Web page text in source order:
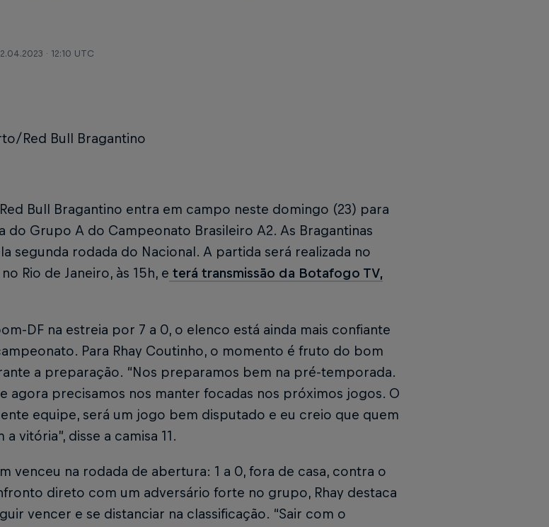
· 12:10 UTC
Red Bull Bragantino
Bull Bragantino entra em campo neste domingo (23) para
do Grupo A do Campeonato Brasileiro A2. As Bragantinas
segunda rodada do Nacional. A partida será realizada no
Rio de Janeiro, às 15h, e terá transmissão da Botafogo TV,
DF na estreia por 7 a 0, o elenco está ainda mais confiante
Para Rhay Coutinho, o momento é fruto do bom
a preparação. “Nos preparamos bem na pré-temporada.
agora precisamos nos manter focadas nos próximos jogos. O
equipe, será um jogo bem disputado e eu creio que quem
vitória”, disse a camisa 11.
venceu na rodada de abertura: 1 a 0, fora de casa, contra o
direto com um adversário forte no grupo, Rhay destaca
vencer e se distanciar na classificação. “Sair com o